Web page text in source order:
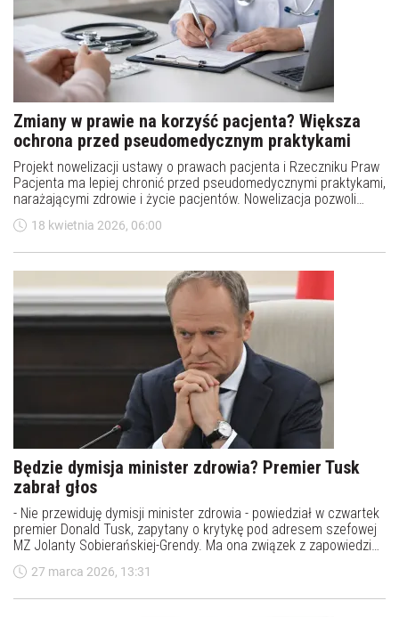
Zmiany w prawie na korzyść pacjenta? Większa
ochrona przed pseudomedycznym praktykami
Projekt nowelizacji ustawy o prawach pacjenta i Rzeczniku Praw
Pacjenta ma lepiej chronić przed pseudomedycznymi praktykami,
narażającymi zdrowie i życie pacjentów. Nowelizacja pozwoli
eliminować takie praktyki jak diagnozowanie i leczenie chorób
bez stosownych uprawnień medycznych.
18 kwietnia 2026, 06:00
Będzie dymisja minister zdrowia? Premier Tusk
zabrał głos
- Nie przewiduję dymisji minister zdrowia - powiedział w czwartek
premier Donald Tusk, zapytany o krytykę pod adresem szefowej
MZ Jolanty Sobierańskiej-Grendy. Ma ona związek z zapowiedzią
NFZ przywrócenia limitów w diagnostyce i ambulatoryjnej opiece
specjalistycznej.
27 marca 2026, 13:31